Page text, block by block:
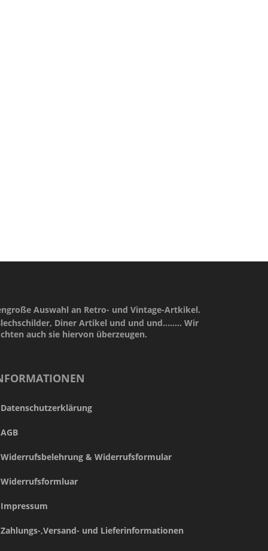
Auswahl an Retro- und Vintage-Artkikel.
Diner Artikel und und und........ Wir
auch sie hiervon überzeugen.
Datenschutzerklärung
AGB
Widerrufsbelehrung & Widerrufsformular
Widerrufsformluar
Impressum
Zahlungs-,Versand- und Lieferinformationen